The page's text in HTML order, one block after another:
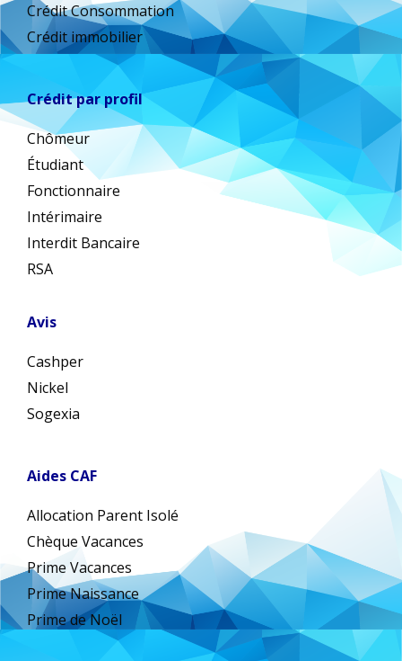
Crédit Consommation
Crédit immobilier
Crédit par profil
Chômeur
Étudiant
Fonctionnaire
Intérimaire
Interdit Bancaire
RSA
Avis
Cashper
Nickel
Sogexia
Aides CAF
Allocation Parent Isolé
Chèque Vacances
Prime Vacances
Prime Naissance
Prime de Noël